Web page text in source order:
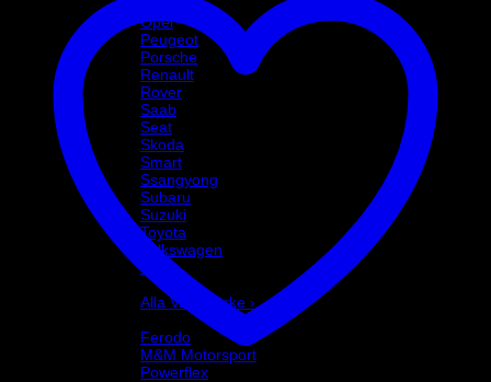
Opel
Peugeot
Porsche
Renault
Rover
Saab
Seat
Skoda
Smart
Ssangyong
Subaru
Suzuki
Toyota
Volkswagen
Volvo
Varumärke
Alla Varumärke ›
Helix Autosport
Ferodo
M&M Motorsport
Powerflex